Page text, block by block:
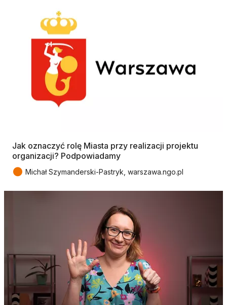
Jak oznaczyć rolę Miasta przy realizacji projektu
organizacji? Podpowiadamy
● Michał Szymanderski-Pastryk, warszawa.ngo.pl